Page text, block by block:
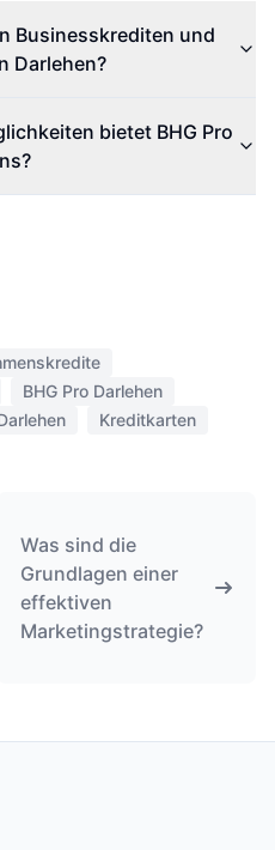
Businesskrediten und
Darlehen?
bietet BHG Pro
BHG Pro Darlehen
Kreditkarten
Was sind die
Grundlagen einer
effektiven
Marketingstrategie?